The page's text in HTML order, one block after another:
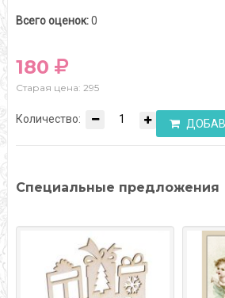
Всего оценок:0
180
Старая цена: 295
Количество:
Специальные предложения